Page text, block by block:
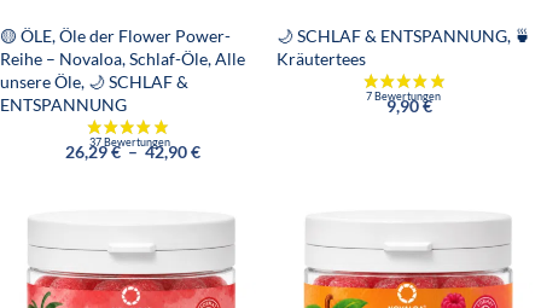
🟡 ÖLE,Öle der Flower Power-
Reihe – Novaloa,Schlaf-Öle,Alle
unsere Öle, 🌙 SCHLAF &
ENTSPANNUNG
26,29€–42,90€
🌙 SCHLAF & ENTSPANNUNG, 🍵
Kräutertees
9,90€